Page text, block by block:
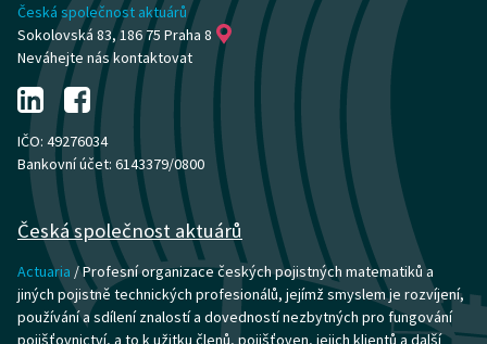
Česká společnost aktuárů
Sokolovská 83, 186 75 Praha 8
Neváhejte nás kontaktovat
IČO: 49276034
Bankovní účet: 6143379/0800
Česká společnost aktuárů
Actuaria / Profesní organizace českých pojistných matematiků a
jiných pojistně technických profesionálů, jejímž smyslem je rozvíjení,
používání a sdílení znalostí a dovedností nezbytných pro fungování
pojišťovnictví, a to k užitku členů, pojišťoven, jejich klientů a další